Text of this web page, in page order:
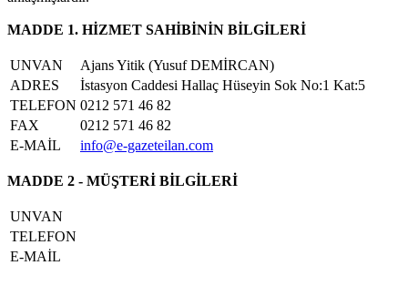
MADDE 1. HİZMET SAHİBİNİN BİLGİLERİ
UNVAN
Ajans Yitik (Yusuf DEMİRCAN)
ADRES
İstasyon Caddesi Hallaç Hüseyin Sok No:1 Kat:5
TELEFON 0212 571 46 82
FAX
0212 571 46 82
E-MAİL
info@e-gazeteilan.com
MADDE 2 - MÜŞTERİ BİLGİLERİ
UNVAN
TELEFON
E-MAİL